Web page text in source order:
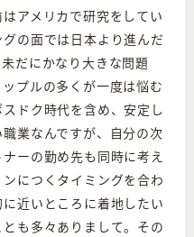
アメリカで研究をしてい
の面では日本より進んだ
だにかなり大きな問題
プルの多くが一度は悩む
ドク時代を含め、安定し
業なんですが、自分の次
ーの勤め先も同時に考え
につくタイミングを合わ
近いところに着地したい
も多々ありまして。その